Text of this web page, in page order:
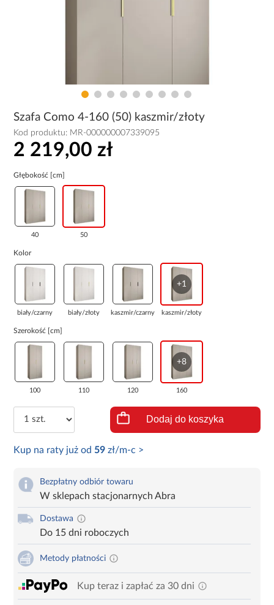
Szafa Como 4-160 (50) kaszmir/złoty
Kod produktu: MR-000000007339095
2 219,00 zł
Głębokość [cm]
40 50
Kolor
biały/czarny biały/złoty kaszmir/czarny
+1
kaszmir/złoty
Szerokość [cm]
100 110 120
+8
160
Dodaj do koszyka
Kup na raty już od 59 zł/m-c >
Bezpłatny odbiór towaru
W sklepach stacjonarnych Abra
Dostawa
Do 15 dni roboczych
Metody płatności
Kup teraz i zapłać za 30 dni